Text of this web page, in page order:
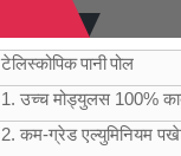
टेलिस्कोपिक पानी पोल
1. उच्च मोड्युलस 100%
2. कम-ग्रेड एल्युमिनियम